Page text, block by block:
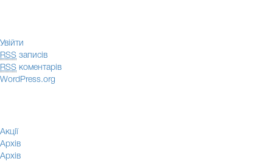
Увійти
RSS записів
RSS коментарів
WordPress.org
Акції
Архів
Архів